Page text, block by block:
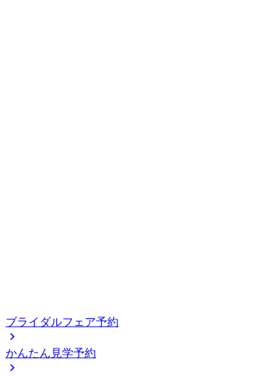
ブライダルフェア予約
かんたん見学予約